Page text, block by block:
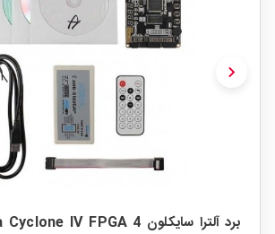
chevron_right